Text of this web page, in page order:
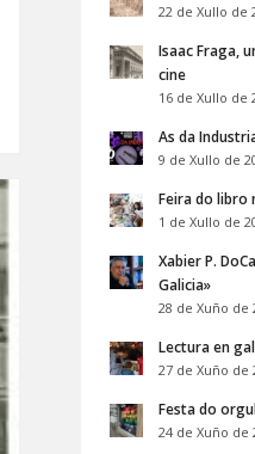
22 de Xullo de
Isaac Fraga,
cine
16 de Xullo de
As da
9 de Xullo de
Feira do libro
1 de Xullo de
Xabier P.
Galicia»
28 de Xuño de
Lectura en
27 de Xuño de
Festa do
24 de Xuño de